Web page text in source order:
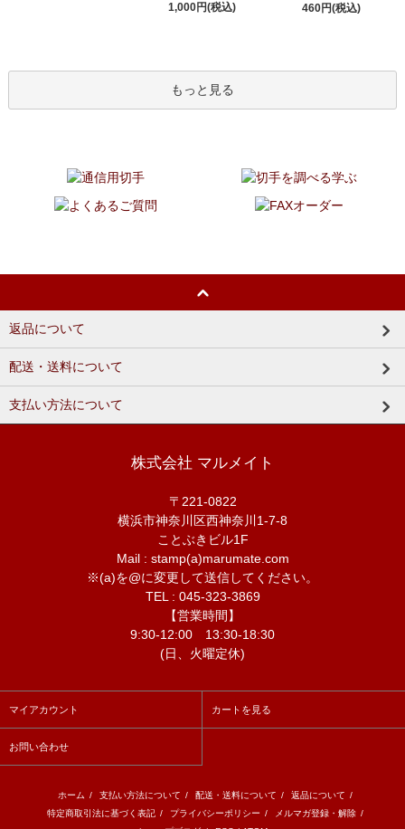
1,000円(税込)
460円(税込)
もっと見る
返品について
配送・送料について
支払い方法について
株式会社 マルメイト
〒221-0822
横浜市神奈川区西神奈川1-7-8
ことぶきビル1F
Mail : stamp(a)marumate.com
※(a)を@に変更して送信してください。
TEL : 045-323-3869
【営業時間】
9:30-12:00 13:30-18:30
(日、火曜定休)
マイアカウント カートを見る
お問い合わせ
ホーム / 支払い方法について / 配送・送料について / 返品について /
特定商取引法に基づく表記 / プライバシーポリシー / メルマガ登録・解除 /